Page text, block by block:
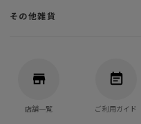
その他雑貨
店舗一覧 ご利用ガイド